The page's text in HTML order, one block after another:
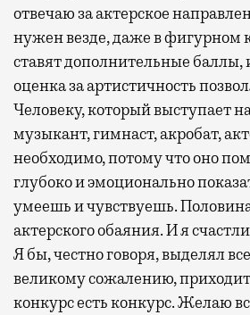
отвечаю за актерское
нужен везде, даже в фигурном
ставят дополнительные баллы,
оценка за артистичность
Человеку, который выступает
музыкант, гимнаст, акробат,
необходимо, потому что оно
глубоко и эмоционально
умеешь и чувствуешь.
актерского обаяния. И я
Я бы, честно говоря, выделял
великому сожалению,
конкурс есть конкурс. Желаю